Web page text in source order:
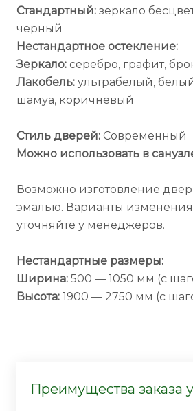
Стандартный: зеркало
черный
Нестандартное остекление:
Зеркало: серебро, графит,
Лакобель: ультрабелый,
шамуа, коричневый
Стиль дверей: Современный
Можно использовать в
Возможно изготовление
эмалью. Варианты изменения
уточняйте у менеджеров.
Нестандартные размеры:
Ширина: 500 — 1050 мм (с
Высота: 1900 — 2750 мм (с
Преимущества заказа